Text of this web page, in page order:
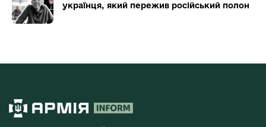
українця, який пережив російський полон